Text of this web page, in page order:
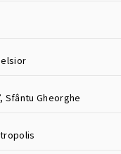
Sfântu Gheorghe